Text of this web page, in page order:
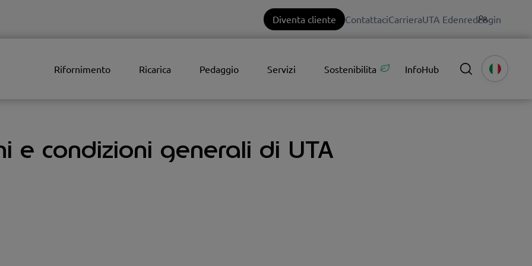
Diventa cliente ContattaciCarrieraUTA EdenredLogin
Rifornimento Ricarica Pedaggio Servizi Sostenibilita InfoHub
e condizioni generali di UTA